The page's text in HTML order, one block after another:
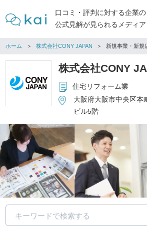
口コミ・評判に対する企業の
公式見解が見られるメディア
ホーム 株式会社CONY JAPAN 新規事業・新規
株式会社CONY
住宅リフォーム業
大阪府大阪市中央区
ビル5階